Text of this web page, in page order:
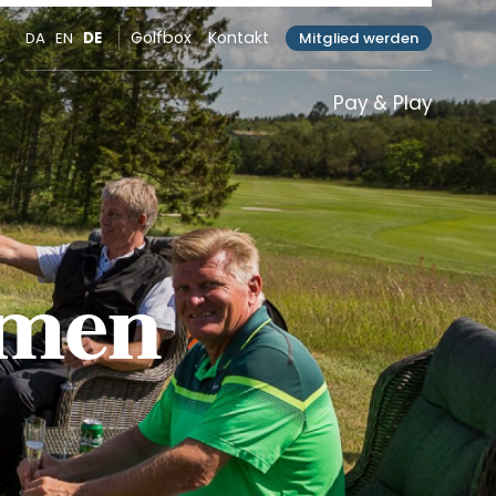
DA EN DE Golfbox Kontakt Mitglied werden
Pay & Play